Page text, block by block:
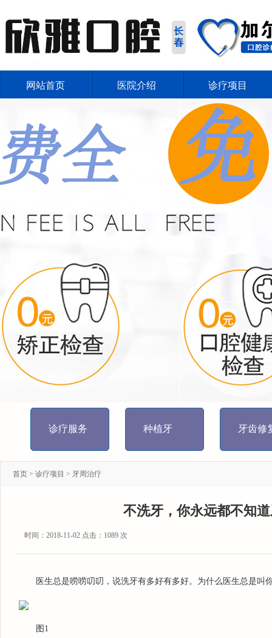
网站首页 医院介绍 诊疗项目
诊疗服务 种植牙 牙齿修
首页 > 诊疗项目 > 牙周治疗
不洗牙，你永远都不知
时间：2018-11-02 点击： 1089 次
医生总是唠唠叨叨，说洗牙有多好有多好。为什么医生总是
图1